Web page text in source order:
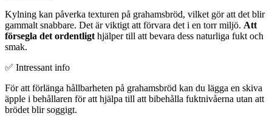
Kylning kan påverka texturen på grahamsbröd, vilket gör att det blir
gammalt snabbare. Det är viktigt att förvara det i en torr miljö. Att
försegla det ordentligt hjälper till att bevara dess naturliga fukt och
smak.
✅ Intressant info
För att förlänga hållbarheten på grahamsbröd kan du lägga en skiva
äpple i behållaren för att hjälpa till att bibehålla fuktnivåerna utan att
brödet blir soggigt.